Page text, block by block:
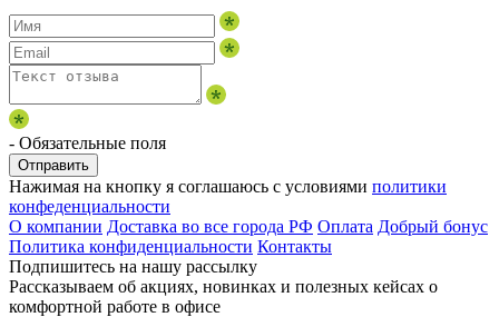
- Обязательные поля
Отправить
Нажимая на кнопку я соглашаюсь с условиями политики
конфеденциальности
О компании Доставка во все города РФ Оплата Добрый бонус
Политика конфиденциальности Контакты
Подпишитесь на нашу рассылку
Рассказываем об акциях, новинках и полезных кейсах о
комфортной работе в офисе